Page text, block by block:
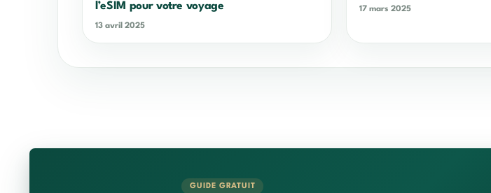
l’eSIM pour votre voyage
13 avril 2025
17 mars 2025
GUIDE GRATUIT